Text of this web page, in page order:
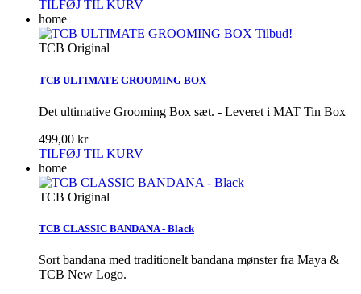
TILFØJ TIL KURV
home
Tilbud!
TCB Original
TCB ULTIMATE GROOMING BOX
Det ultimative Grooming Box sæt. - Leveret i MAT Tin Box
499,00 kr
TILFØJ TIL KURV
home
TCB Original
TCB CLASSIC BANDANA - Black
Sort bandana med traditionelt bandana mønster fra Maya &
TCB New Logo.